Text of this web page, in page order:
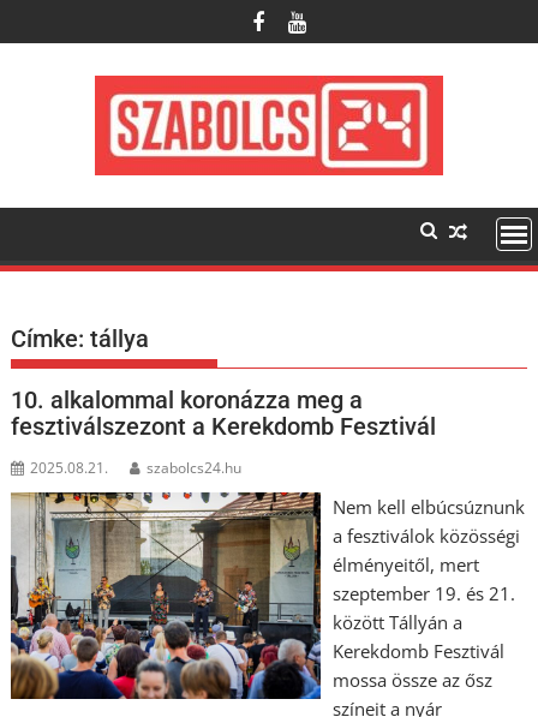
to
Címke:tállya
10. alkalommal koronázza meg a
fesztiválszezont a Kerekdomb Fesztivál
2025.08.21. szabolcs24.hu
Nem kell elbúcsúznunk
a fesztiválok közösségi
élményeitől, mert
szeptember 19. és 21.
között Tállyán a
Kerekdomb Fesztivál
mossa össze az ősz
színeit a nyár